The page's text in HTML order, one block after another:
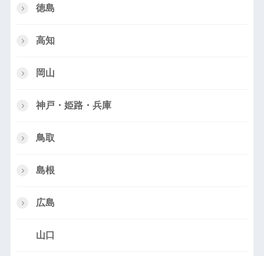
徳島
高知
岡山
神戸・姫路・兵庫
鳥取
島根
広島
山口